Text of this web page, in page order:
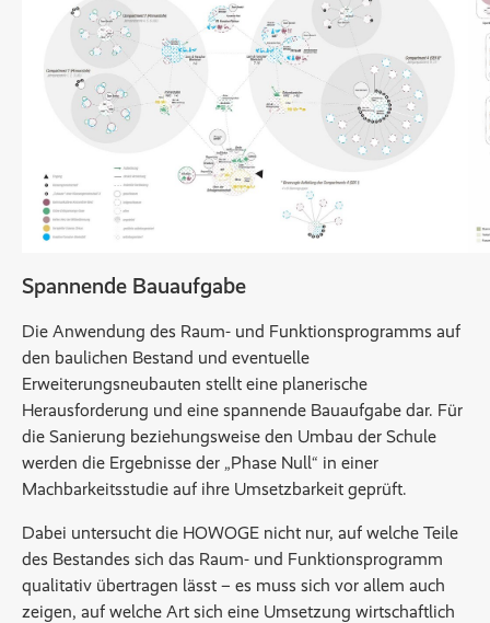
Spannende Bauaufgabe
Die Anwendung des Raum- und Funktionsprogramms auf
den baulichen Bestand und eventuelle
Erweiterungsneubauten stellt eine planerische
Herausforderung und eine spannende Bauaufgabe dar. Für
die Sanierung beziehungsweise den Umbau der Schule
werden die Ergebnisse der „Phase Null“ in einer
Machbarkeitsstudie auf ihre Umsetzbarkeit geprüft.
Dabei untersucht die HOWOGE nicht nur, auf welche Teile
des Bestandes sich das Raum- und Funktionsprogramm
qualitativ übertragen lässt – es muss sich vor allem auch
zeigen, auf welche Art sich eine Umsetzung wirtschaftlich